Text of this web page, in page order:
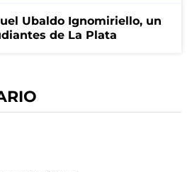
Ubaldo Ignomiriello, un
de La Plata